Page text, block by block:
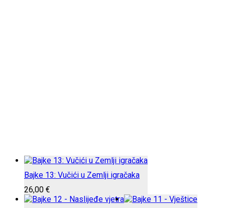
Bajke 13: Vučići u Zemlji igračaka
26,00 €